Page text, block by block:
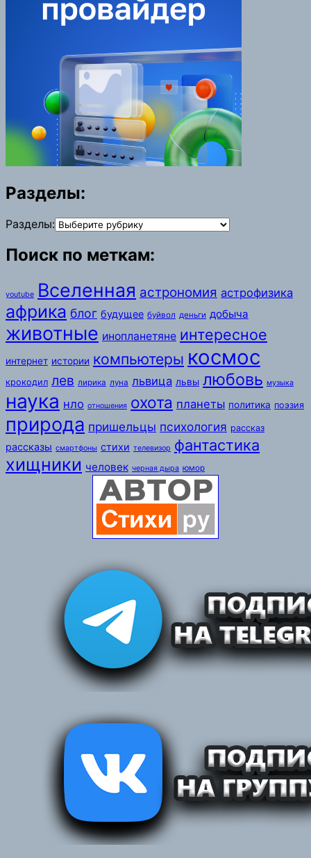
Разделы:
Разделы:
Поиск по меткам:
youtube Вселенная астрономия астрофизика
африка блог будущее буйвол деньги добыча
животные инопланетяне интересное
интернет истории компьютеры космос
крокодил лев лирика луна львица львы любовь музыка
наука нло отношения охота планеты политика поэзия
природа пришельцы психология рассказ
рассказы смартфоны стихи телевизор фантастика
хищники человек черная дыра юмор